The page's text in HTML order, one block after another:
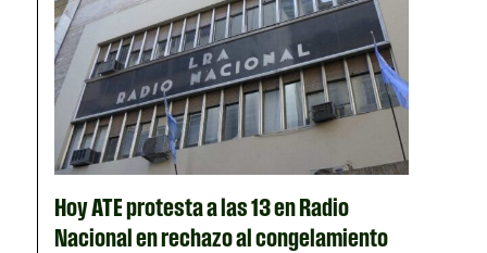
Hoy ATE protesta a las 13 en Radio
Nacional en rechazo al congelamiento